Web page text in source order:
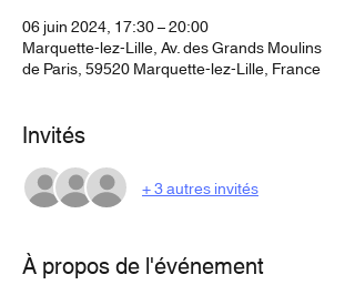
06 juin 2024, 17:30 – 20:00
Marquette-lez-Lille, Av. des Grands Moulins
de Paris, 59520 Marquette-lez-Lille, France
Invités
+ 3 autres invités
À propos de l'événement